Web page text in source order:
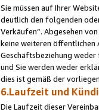
Sie müssen auf Ihrer
deutlich den folgenden
Verkäufen“. Abgesehen
keine weiteren öffentlichen
Geschäftsbeziehung
und Sie werden weder
dies ist gemäß der
6.Laufzeit und
Die Laufzeit dieser